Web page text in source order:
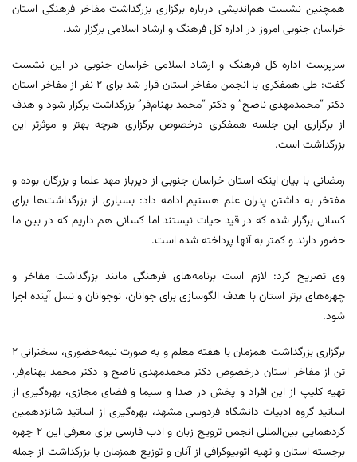
همچنین نشست هم‌اندیشی درباره برگزاری بزرگداشت مفاخر فرهنگی استان
خراسان جنوبی امروز در اداره کل فرهنگ و ارشاد اسلامی برگزار شد.
سرپرست اداره کل فرهنگ و ارشاد اسلامی خراسان جنوبی در این نشست
گفت: طی همفکری با انجمن مفاخر استان قرار شد برای ۲ نفر از مفاخر استان
دکتر “محمدمهدی ناصح” و دکتر “محمد بهنام‌فر” بزرگداشت برگزار شود و هدف
از برگزاری این جلسه همفکری درخصوص برگزاری هرچه بهتر و موثرتر این
بزرگداشت است.
رمضانی با بیان اینکه استان خراسان جنوبی از دیرباز مهد علما و بزرگان بوده و
مفتخر به داشتن پدران علم هستیم ادامه داد: بسیاری از بزرگداشت‌ها برای
کسانی برگزار شده که در قید حیات نیستند اما کسانی هم داریم که در بین ما
حضور دارند و کمتر به آنها پرداخته شده است.
وی تصریح کرد: لازم است برنامه‌های فرهنگی مانند بزرگداشت مفاخر و
چهره‌های برتر استان با هدف الگوسازی برای جوانان، نوجوانان و نسل آینده اجرا
شود.
برگزاری بزرگداشت همزمان با هفته معلم و به صورت نیمه‌حضوری، سخنرانی ۲
تن از مفاخر استان درخصوص دکتر محمدمهدی ناصح و دکتر محمد بهنام‌فر،
تهیه کلیپ از این افراد و پخش در صدا و سیما و فضای مجازی، بهره‌گیری از
اساتید گروه ادبیات دانشگاه فردوسی مشهد، بهره‌گیری از اساتید شانزدهمین
گردهمایی بین‌المللی انجمن ترویج زبان و ادب فارسی برای معرفی این ۲ چهره
برجسته استان و تهیه اتوبیوگرافی از آنان و توزیع همزمان با بزرگداشت از جمله